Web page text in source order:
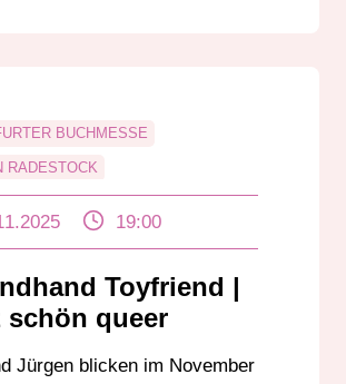
BUCHMESSE
RADESTOCK
WEITERSTADT
TOYFRIEND
19:00
Toyfriend |
schön queer
Jürgen blicken im November